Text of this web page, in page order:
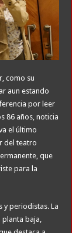
como su
aun estando
por leer
86 años, noticia
el último
del teatro
que
para la
y periodistas. La
planta baja,